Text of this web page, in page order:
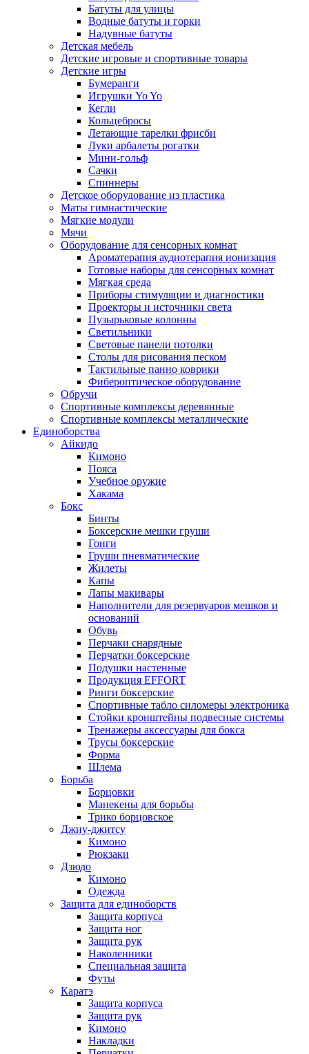
Батуты для улицы
Водные батуты и горки
Надувные батуты
Детская мебель
Детские игровые и спортивные товары
Детские игры
Бумеранги
Игрушки Yo Yo
Кегли
Кольцебросы
Летающие тарелки фрисби
Луки арбалеты рогатки
Мини-гольф
Сачки
Спиннеры
Детское оборудование из пластика
Маты гимнастические
Мягкие модули
Мячи
Оборудование для сенсорных комнат
Ароматерапия аудиотерапия ионизация
Готовые наборы для сенсорных комнат
Мягкая среда
Приборы стимуляции и диагностики
Проекторы и источники света
Пузырьковые колонны
Светильники
Световые панели потолки
Столы для рисования песком
Тактильные панно коврики
Фибероптическое оборудование
Обручи
Спортивные комплексы деревянные
Спортивные комплексы металлические
Единоборства
Айкидо
Кимоно
Пояса
Учебное оружие
Хакама
Бокс
Бинты
Боксерские мешки груши
Гонги
Груши пневматические
Жилеты
Капы
Лапы макивары
Наполнители для резервуаров мешков и
оснований
Обувь
Перчаки снарядные
Перчатки боксерские
Подушки настенные
Продукция EFFORT
Ринги боксерские
Спортивные табло силомеры электроника
Стойки кронштейны подвесные системы
Тренажеры аксессуары для бокса
Трусы боксерские
Форма
Шлема
Борьба
Борцовки
Манекены для борьбы
Трико борцовское
Джиу-джитсу
Кимоно
Рюкзаки
Дзюдо
Кимоно
Одежда
Защита для единоборств
Защита корпуса
Защита ног
Защита рук
Наколенники
Специальная защита
Футы
Каратэ
Защита корпуса
Защита рук
Кимоно
Накладки